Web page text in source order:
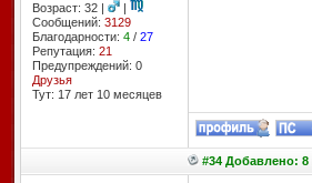
Возраст: 32 |
|
Сообщений: 3129
Благодарности: 4/ 27
Репутация: 21
Предупреждений: 0
Друзья
Тут: 17 лет 10 месяцев
#34 Добавлено: 8